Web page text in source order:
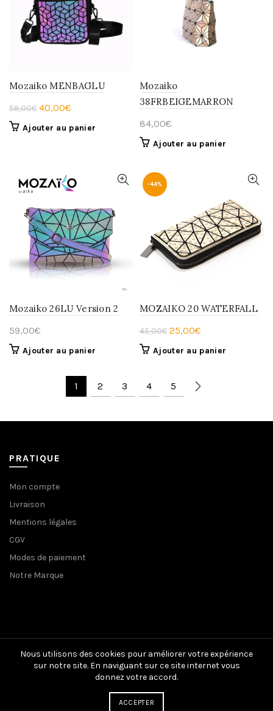
Mozaiko MENBAGLU
59,00€ Le
prix
40,00€
prix
Ajouter au panier
Mozaiko
38FRBEIGEMARRON
84,00€
Ajouter au panier
Mozaiko 26LU Version 2
59,00€
Ajouter au panier
-44%
MOZAIKO 20 WATERFALL
45,00€ Le
prix
45,00€.
25,00€
prix
Ajouter au panier
1 2 3 4 5
PRATIQUE
Mon compte
Livraison
Mentions légales
CGV
Modes de paiement
Notre Marque
Nous utilisons des cookies pour améliorer votre expérience
sur notre site. En naviguant sur ce site internet vous
donnez votre accord.
ACCEPTER